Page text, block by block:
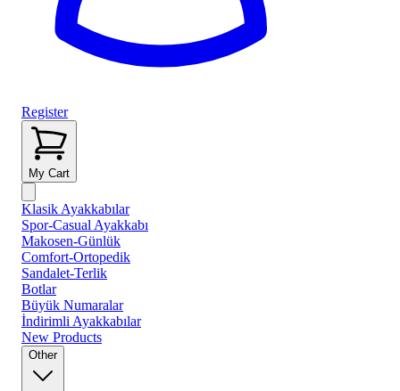
Register
My Cart
Klasik Ayakkabılar
Spor-Casual Ayakkabı
Makosen-Günlük
Comfort-Ortopedik
Sandalet-Terlik
Botlar
Büyük Numaralar
İndirimli Ayakkabılar
New Products
Other